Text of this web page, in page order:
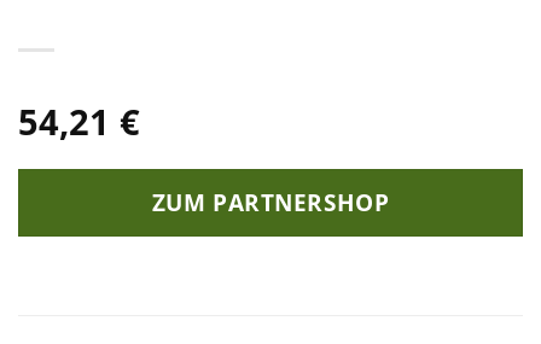
54,21 €
ZUM PARTNERSHOP